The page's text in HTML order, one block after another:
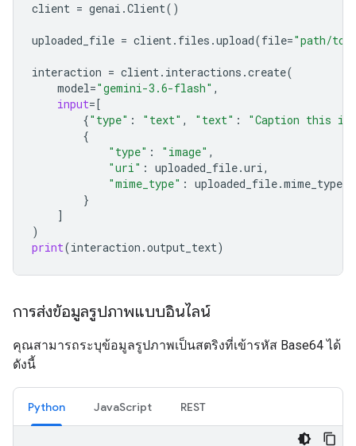
client = genai .Client()
uploaded_file = client. files .upload(file="path/to/
interaction = client. interactions .create(
model="gemini-3.6-flash" ,
input=[
{"type" : "text" , "text" :
"Caption this
{
"type" : "image" ,
"uri" : uploaded_file.uri,
"mime_type" : uploaded_file.mime_type
}
]
)
print(interaction .output_text)
การส่งข้อมูลรูปภาพแบบอินไลน์
คุณสามารถระบุข้อมูลรูปภาพเป็นสตริงที่เข้ารหัส Base64 ได้
ดังนี้
Python JavaScript REST